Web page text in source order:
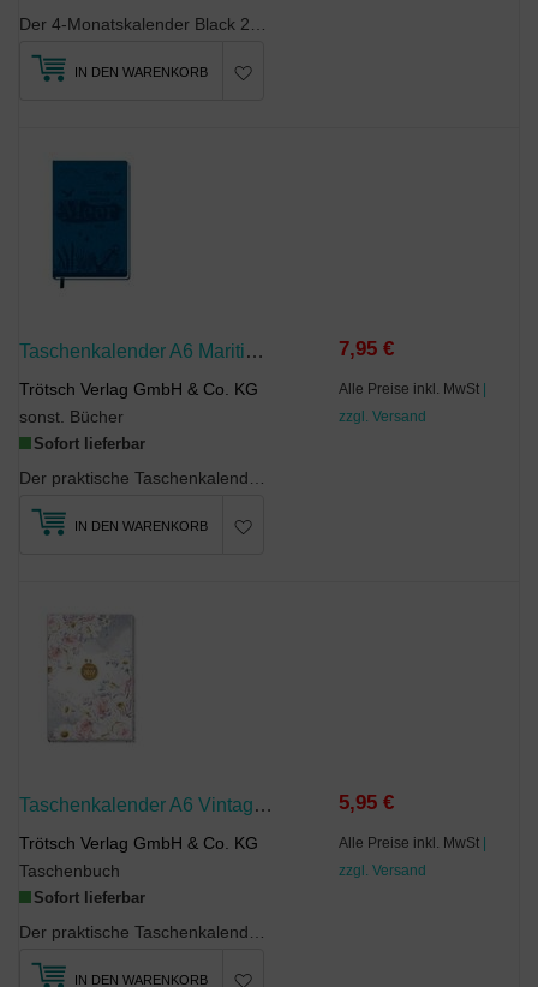
IN DEN WARENKORB
Taschenkalender A6 Maritim 2027
Trötsch Verlag GmbH & Co. KG
sonst. Bücher
Sofort lieferbar
7,95 €
Alle Preise inkl. MwSt |
zzgl. Versand
IN DEN WARENKORB
Taschenkalender A6 Vintage 2027
Trötsch Verlag GmbH & Co. KG
Taschenbuch
Sofort lieferbar
5,95 €
Alle Preise inkl. MwSt |
zzgl. Versand
IN DEN WARENKORB